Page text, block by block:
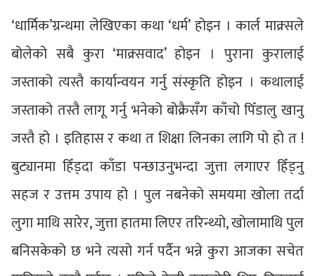
‘धार्मिक’ग्रन्थमा लेखिएका कथा ‘धर्म’ होइन । कार्ल माक्र्सले
बोलेको सबै कुरा ‘माक्र्सवाद’ होइन । पुराना कुरालाई
जस्ताको त्यस्तै कार्यान्वयन गर्नु संस्कृति होइन । कथालाई
जस्ताको तस्तै लागू गर्नु भनेको बोक्रैसँग काँचो पिँडालु खानु
जस्तै हो । इतिहास र कथा त शिक्षा लिनका लागि पो हो त !
बुट्यानमा हिँड्दा काँडा पन्छाउनुभन्दा जुत्ता लगाएर हिँड्नु
सहज र उत्तम उपाय हो । पुल नबनेको समयमा खोला तर्दा
लुगा माथि सारेर, जुत्ता हातमा लिएर तरिन्थ्यो, खोलामाथि पुल
बनिसकेको छ भने त्यसो गर्न पर्दैन भन्ने कुरा आजका सचेत